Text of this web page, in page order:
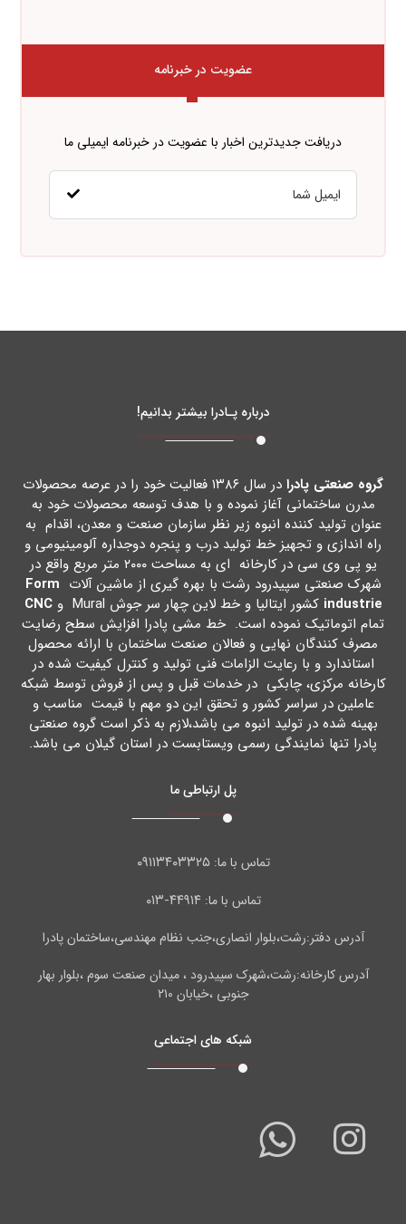
عضویت در خبرنامه
دریافت جدیدترین اخبار با عضویت در خبرنامه ایمیلی ما
درباره پـادرا بیشتر بدانیم!
گروه صنعتی پادرا
در سال ۱۳۸۶ فعالیت خود را در عرصه محصولات
مدرن ساختمانی آغاز نموده و با هدف توسعه محصولات خود به
عنوان تولید کننده انبوه زیر نظر سازمان صنعت و معدن، اقدام به
راه اندازي و تجهیز خط تولید درب و پنجره دوجداره آلومینیومی و
یو پی وي سی در کارخانه اي به مساحت ۲۰۰۰ متر مربع واقع در
شهرك صنعتی سپیدرود رشت با بهره گیري از ماشین آلات Form
industrie کشور ایتالیا و خط لاین چهار سر جوش Mural و
CNC
تمام اتوماتیک نموده است. خط مشی پادرا افزایش سطح رضایت
مصرف کنندگان نهایی و فعالان صنعت ساختمان با ارائه محصول
استاندارد و با رعایت الزامات فنی تولید و کنترل کیفیت شده در
کارخانه مرکزي، چابکی در خدمات قبل و پس از فروش توسط شبکه
عاملین در سراسر کشور و تحقق این دو مهم با قیمت مناسب و
بهینه شده در تولید انبوه می باشد،لازم به ذکر است گروه صنعتی
پادرا تنها نمایندگی رسمی ویستابست در استان گیلان می باشد.
پل ارتباطی ما
تماس با ما:۰۹۱۱۳۴۰۳۳۲۵
تماس با ما: ۴۴۹۱۴-۰۱۳
آدرس دفتر:رشت،بلوار انصاری،جنب نظام مهندسی،ساختمان پادرا
آدرس کارخانه:رشت،شهرک سپیدرود ، میدان صنعت سوم ،بلوار بهار
جنوبی ،خیابان ۲۱۰
شبکه های اجتماعی